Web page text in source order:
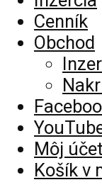
Cenník
Obchod
Môj účet
Košík v